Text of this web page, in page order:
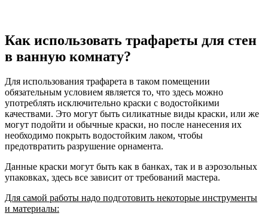
Как использовать трафареты для стен
в ванную комнату?
Для использования трафарета в таком помещении
обязательным условием является то, что здесь можно
употреблять исключительно краски с водостойкими
качествами. Это могут быть силикатные виды краски, или же
могут подойти и обычные краски, но после нанесения их
необходимо покрыть водостойким лаком, чтобы
предотвратить разрушение орнамента.
Данные краски могут быть как в банках, так и в аэрозольных
упаковках, здесь все зависит от требований мастера.
Для самой работы надо подготовить некоторые инструменты
и материалы: